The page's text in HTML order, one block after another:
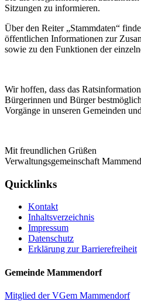
Sitzungen zu informieren.
Über den Reiter „Stammdaten“
öffentlichen Informationen zur
sowie zu den Funktionen der
Wir hoffen, dass das
Bürgerinnen und Bürger
Vorgänge in unseren Gemeinden
Mit freundlichen Grüßen
Verwaltungsgemeinschaft
Quicklinks
Kontakt
Inhaltsverzeichnis
Impressum
Datenschutz
Erklärung zur Barrierefreiheit
Gemeinde Mammendorf
Mitglied der VGem Mammendorf